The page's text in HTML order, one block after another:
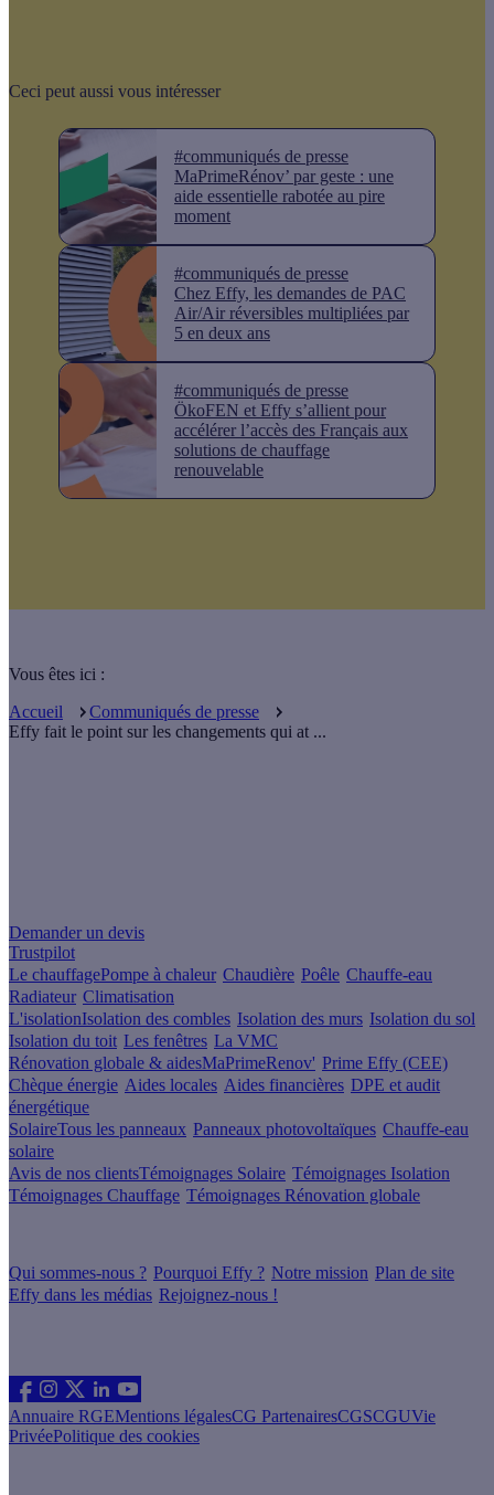
Ceci peut aussi vous intéresser
#communiqués de presse
MaPrimeRénov’ par geste : une
aide essentielle rabotée au pire
moment
#communiqués de presse
Chez Effy, les demandes de PAC
Air/Air réversibles multipliées par
5 en deux ans
#communiqués de presse
ÖkoFEN et Effy s’allient pour
accélérer l’accès des Français aux
solutions de chauffage
renouvelable
Vous êtes ici :
Accueil
Communiqués de presse
Effy fait le point sur les changements qui at ...
Demander un devis
Trustpilot
Le chauffagePompe à chaleur Chaudière Poêle Chauffe-eau
Radiateur Climatisation
L'isolationIsolation des combles Isolation des murs Isolation du sol
Isolation du toit Les fenêtres La VMC
Rénovation globale & aidesMaPrimeRenov' Prime Effy (CEE)
Chèque énergie Aides locales Aides financières DPE et audit
énergétique
SolaireTous les panneaux Panneaux photovoltaïques Chauffe-eau
solaire
Avis de nos clientsTémoignages Solaire Témoignages Isolation
Témoignages Chauffage Témoignages Rénovation globale
Qui sommes-nous ? Pourquoi Effy ? Notre mission Plan de site
Effy dans les médias Rejoignez-nous !
Annuaire RGEMentions légalesCG PartenairesCGSCGUVie
PrivéePolitique des cookies